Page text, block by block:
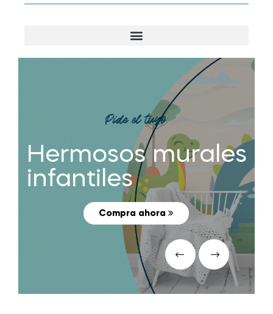
Pide el tuyo
Hermosos murales
infantiles
Compra ahora